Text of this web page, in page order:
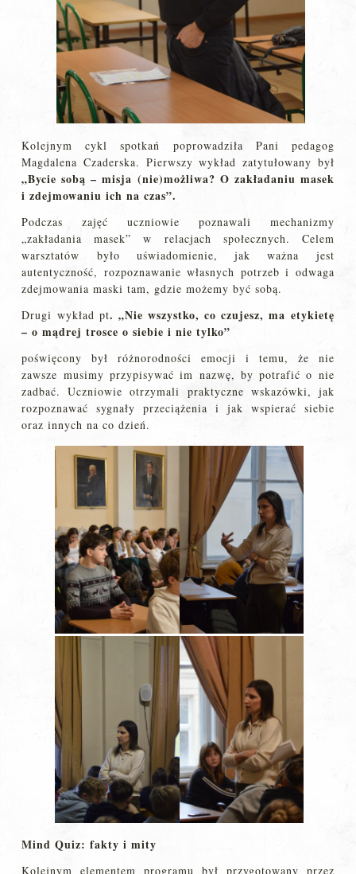
Kolejnym cykl spotkań poprowadziła Pani pedagog
Magdalena Czaderska. Pierwszy wykład zatytułowany był
„Bycie sobą – misja (nie)możliwa? O zakładaniu masek
i zdejmowaniu ich na czas”.
Podczas zajęć uczniowie poznawali mechanizmy
„zakładania masek” w relacjach społecznych. Celem
warsztatów było uświadomienie, jak ważna jest
autentyczność, rozpoznawanie własnych potrzeb i odwaga
zdejmowania maski tam, gdzie możemy być sobą.
Drugi wykład pt. „Nie wszystko, co czujesz, ma etykietę
– o mądrej trosce o siebie i nie tylko”
poświęcony był różnorodności emocji i temu, że nie
zawsze musimy przypisywać im nazwę, by potrafić o nie
zadbać. Uczniowie otrzymali praktyczne wskazówki, jak
rozpoznawać sygnały przeciążenia i jak wspierać siebie
oraz innych na co dzień.
Mind Quiz: fakty i mity
Kolejnym elementem programu był przygotowany przez